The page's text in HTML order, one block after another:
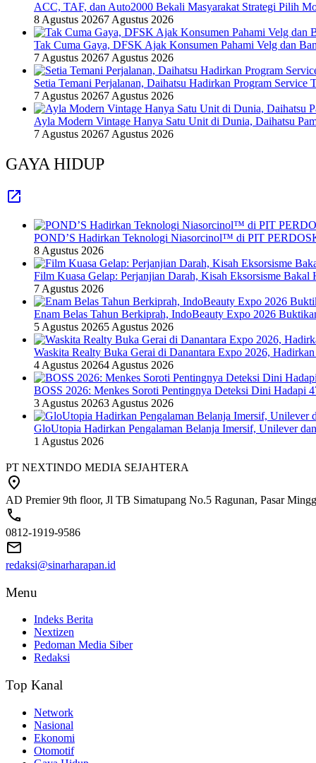
ACC, TAF, dan Auto2000 Bekali Masyarakat Strategi Pilih
8 Agustus 20267 Agustus 2026
Tak Cuma Gaya, DFSK Ajak Konsumen Pahami Velg dan
7 Agustus 20267 Agustus 2026
Setia Temani Perjalanan, Daihatsu Hadirkan Program
7 Agustus 20267 Agustus 2026
Ayla Modern Vintage Hanya Satu Unit di Dunia, Daihatsu
7 Agustus 20267 Agustus 2026
GAYA HIDUP
POND’S Hadirkan Teknologi Niasorcinol™ di PIT
8 Agustus 2026
Film Kuasa Gelap: Perjanjian Darah, Kisah Eksorsisme
7 Agustus 2026
Enam Belas Tahun Berkiprah, IndoBeauty Expo 2026
5 Agustus 20265 Agustus 2026
Waskita Realty Buka Gerai di Danantara Expo 2026,
4 Agustus 20264 Agustus 2026
BOSS 2026: Menkes Soroti Pentingnya Deteksi Dini Hadapi
3 Agustus 20263 Agustus 2026
GloUtopia Hadirkan Pengalaman Belanja Imersif, Unilever
1 Agustus 2026
PT NEXTINDO MEDIA SEJAHTERA
AD Premier 9th floor, Jl TB Simatupang No.5 Ragunan, Pasar
0812-1919-9586
redaksi@sinarharapan.id
Menu
Indeks Berita
Nextizen
Pedoman Media Siber
Redaksi
Top Kanal
Network
Nasional
Ekonomi
Otomotif